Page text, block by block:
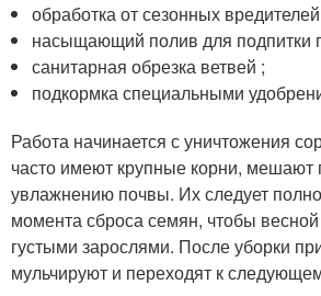
обработка от сезонных
насыщающий полив для подпитки
санитарная обрезка ветвей ;
подкормка специальными
Работа начинается с уничтожения
часто имеют крупные корни, мешают
увлажнению почвы. Их следует
момента сброса семян, чтобы весной
густыми зарослями. После уборки
мульчируют и переходят к